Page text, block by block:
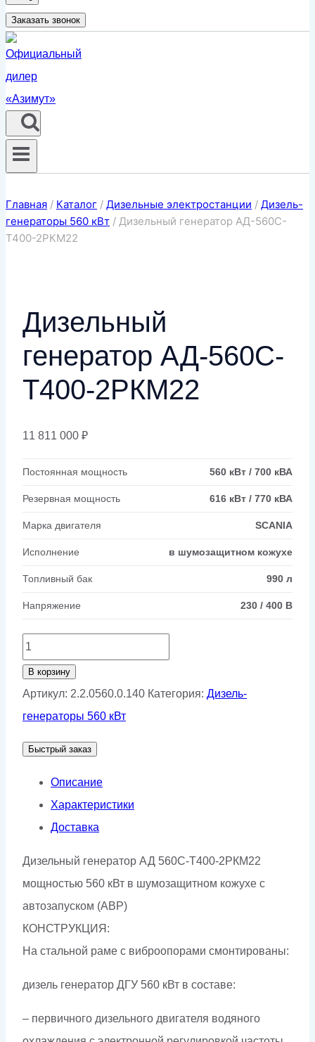
Заказать звонок
Главная / Каталог / Дизельные электростанции / Дизель-
генераторы 560 кВт / Дизельный генератор АД-560С-
Т400-2РКМ22
Дизельный
генератор АД-560С-
Т400-2РКМ22
11 811 000 ₽
Постоянная мощность 560 кВт / 700 кВА
Резервная мощность 616 кВт / 770 кВА
Марка двигателя SCANIA
Исполнение в шумозащитном кожухе
Топливный бак 990 л
Напряжение 230 / 400 В
Количество
товара
Дизельный
генератор
Т400-
2РКМ22
В корзину
Артикул: 2.2.0560.0.140 Категория: Дизель-
генераторы 560 кВт
Быстрый заказ
Описание
Характеристики
Доставка
Дизельный генератор АД 560С-Т400-2РКМ22
мощностью 560 кВт в шумозащитном кожухе с
автозапуском (АВР)
КОНСТРУКЦИЯ:
На стальной раме с виброопорами смонтированы:
дизель генератор ДГУ 560 кВт в составе:
– первичного дизельного двигателя водяного